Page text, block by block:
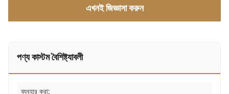
এখনই জিজ্ঞাসা করুন
পণ্য কাস্টম বৈশিষ্ট্যাবলী
ব্যবহার করা: